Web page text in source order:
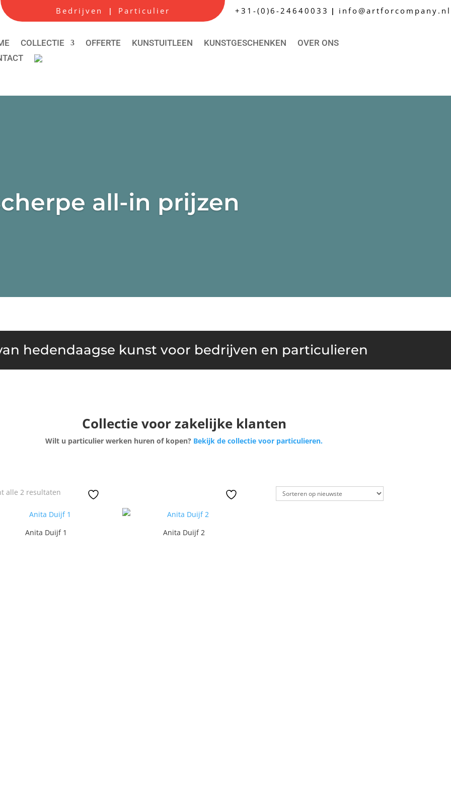
Bedrijven | Particulier
COLLECTIE OFFERTE KUNSTUITLEEN KUNSTGESCHENKEN
OVER ONS
+31-(0)6-24640033 | info@artforcompany.nl
all-in prijzen
hedendaagse kunst voor bedrijven en particulieren
Collectie voor zakelijke klanten
Wilt u particulier werken huren of kopen? Bekijk de collectie voor particulieren.
alle 2 resultatenGesorteerd
nieuwste
Anita Duijf 1
Anita Duijf 2